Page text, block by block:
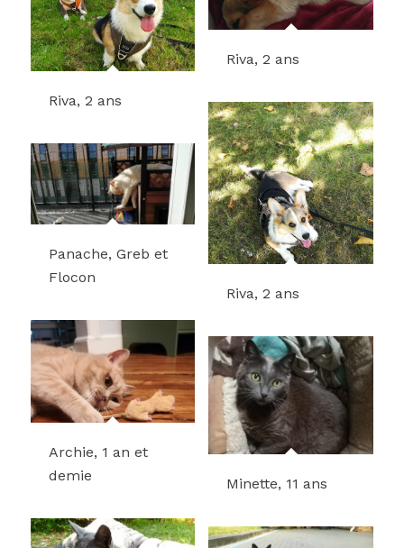
Riva, 2 ans
Riva, 2 ans
Riva, 2 ans
Panache, Greb et
Flocon
Archie, 1 an et
demie
Minette, 11 ans